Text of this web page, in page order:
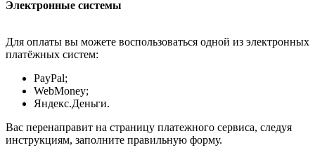
Электронные системы
Для оплаты вы можете воспользоваться одной из электронных
платёжных систем:
PayPal;
WebMoney;
Яндекс.Деньги.
Вас перенаправит на страницу платежного сервиса, следуя
инструкциям, заполните правильную форму.